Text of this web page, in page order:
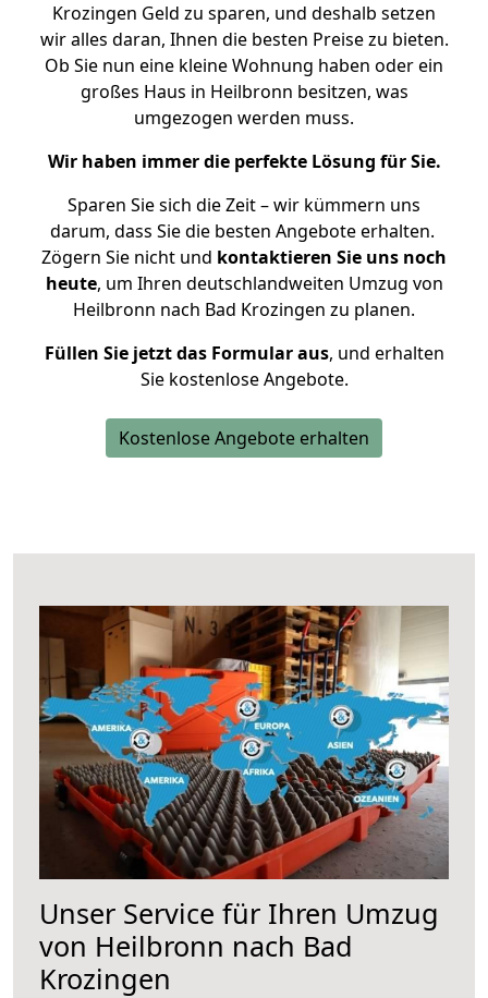
Krozingen Geld zu sparen, und deshalb setzen
wir alles daran, Ihnen die besten Preise zu bieten.
Ob Sie nun eine kleine Wohnung haben oder ein
großes Haus in Heilbronn besitzen, was
umgezogen werden muss.
Wir haben immer die perfekte Lösung für Sie.
Sparen Sie sich die Zeit – wir kümmern uns
darum, dass Sie die besten Angebote erhalten.
Zögern Sie nicht und kontaktieren Sie uns noch
heute, um Ihren deutschlandweiten Umzug von
Heilbronn nach Bad Krozingen zu planen.
Füllen Sie jetzt das Formular aus, und erhalten
Sie kostenlose Angebote.
Kostenlose Angebote erhalten
Unser Service für Ihren Umzug
von Heilbronn nach Bad
Krozingen